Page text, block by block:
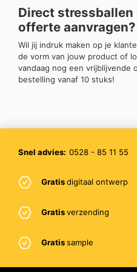
Direct
offerte aanvragen?
Wil jij indruk maken op je
de vorm van jouw product of
vandaag nog een vrijblijvende
bestelling vanaf 10 stuks!
Snel advies: 0528 - 85 11 55
Gratisdigitaal ontwerp
Gratisverzending
Gratissample